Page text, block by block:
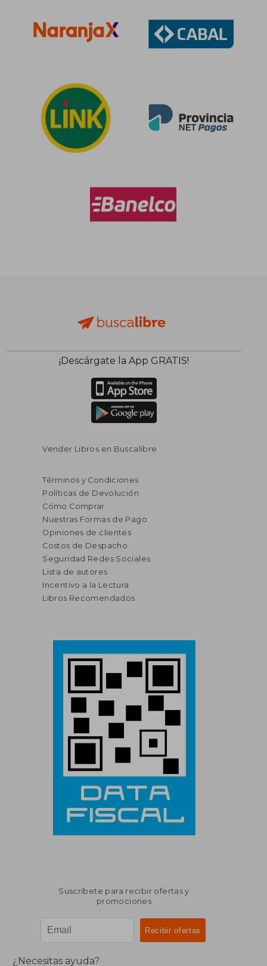
¡Descárgate la App GRATIS!
Vender Libros en Buscalibre
Términos y Condiciones
Políticas de Devolución
Cómo Comprar
Nuestras Formas de Pago
Opiniones de clientes
Costos de Despacho
Seguridad Redes Sociales
Lista de autores
Incentivo a la Lectura
Libros Recomendados
Suscríbete para recibir ofertas y
promociones
¿Necesitas ayuda?